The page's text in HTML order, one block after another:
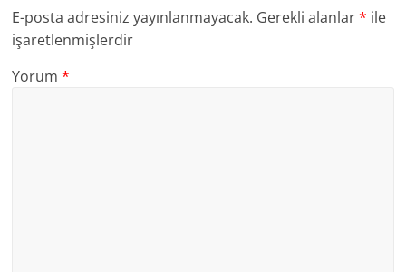
E-posta adresiniz yayınlanmayacak. Gerekli alanlar* ile
işaretlenmişlerdir
Yorum*